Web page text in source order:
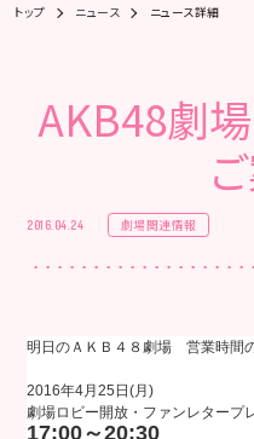
トップ ニュース ニュース詳細
AKB48劇
2016.04.24 劇場関連情報
明日のＡＫＢ４８劇場 営業時間
2016年4月25日(月)
劇場ロビー開放・ファンレタープ
17:00～20:30